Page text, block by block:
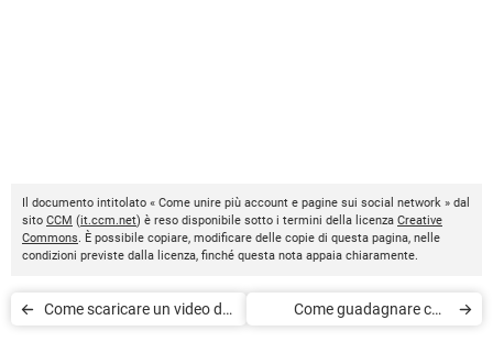
Il documento intitolato « Come unire più account e pagine sui social network » dal
sito CCM (it.ccm.net) è reso disponibile sotto i termini della licenza Creative
Commons . È possibile copiare, modificare delle copie di questa pagina, nelle
condizioni previste dalla licenza, finché questa nota appaia chiaramente.
Come scaricare un video da
Come guadagnare con